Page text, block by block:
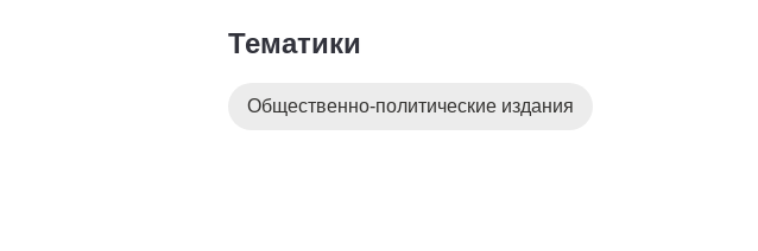
Тематики
Общественно-политические издания